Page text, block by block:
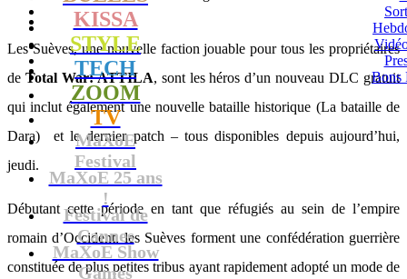
KISSA
STYLE
TECH
ZOOM
TV
MaXoE
Festival
MaXoE 25 ans
!
Festival de
Cannes
MaXoE Show
Games
Bons
Les Suèves, une nouvelle faction jouable pour tous les propriétaires
de Total War: ATTILA, sont les héros d’un nouveau DLC gratuit
qui inclut également une nouvelle bataille historique (La bataille de
Dara) et le dernier patch – tous disponibles depuis aujourd’hui,
jeudi.
Débutant cette période en tant que réfugiés au sein de l’empire
romain d’Occident, les Suèves forment une confédération guerrière
constituée de plus petites tribus ayant rapidement adopté un mode de